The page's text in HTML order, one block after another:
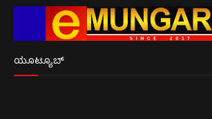
ಯೂಟ್ಯೂಬ್